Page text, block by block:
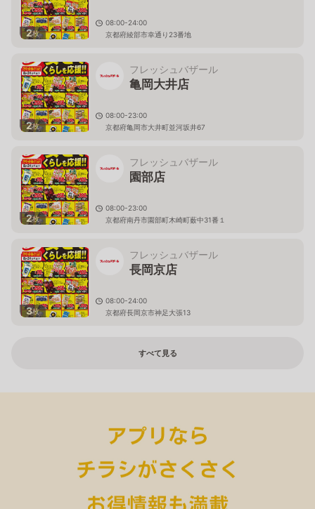
2枚
08:00-24:00
京都府綾部市幸通り23番地
2枚
フレッシュバザール
亀岡大井店
08:00-23:00
京都府亀岡市大井町並河坂井67
2枚
フレッシュバザール
園部店
08:00-23:00
京都府南丹市園部町木崎町薮中31番１
3枚
フレッシュバザール
長岡京店
08:00-24:00
京都府長岡京市神足大張13
すべて見る